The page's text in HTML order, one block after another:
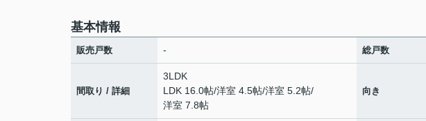
基本情報
販売戸数 - 総戸数
間取り / 詳細
3LDK
LDK 16.0帖/洋室 4.5帖/洋室 5.2帖/
洋室 7.8帖
向き